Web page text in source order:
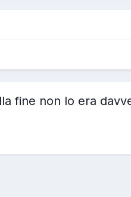
fine non lo era